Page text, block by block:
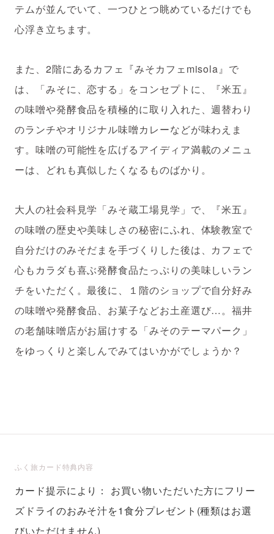
テムが並んでいて、一つひとつ眺めているだけでも
心浮き立ちます。
また、2階にあるカフェ『みそカフェmisola』で
は、「みそに、恋する」をコンセプトに、『米五』
の味噌や発酵食品を積極的に取り入れた、週替わり
のランチやオリジナル味噌カレーなどが味わえま
す。味噌の可能性を広げるアイディア満載のメニュ
ーは、どれも真似したくなるものばかり。
大人の社会科見学「みそ蔵工場見学」で、『米五』
の味噌の歴史や美味しさの秘密にふれ、体験教室で
自分だけのみそだまを手づくりした後は、カフェで
心もカラダも喜ぶ発酵食品たっぷりの美味しいラン
チをいただく。最後に、１階のショップで自分好み
の味噌や発酵食品、お菓子などお土産選び…。福井
の老舗味噌店がお届けする「みそのテーマパーク」
をゆっくりと楽しんでみてはいかがでしょうか？
ふく旅カード特典内容
カード提示により： お買い物いただいた方にフリー
ズドライのおみそ汁を1食分プレゼント (種類はお選
びいただけません)